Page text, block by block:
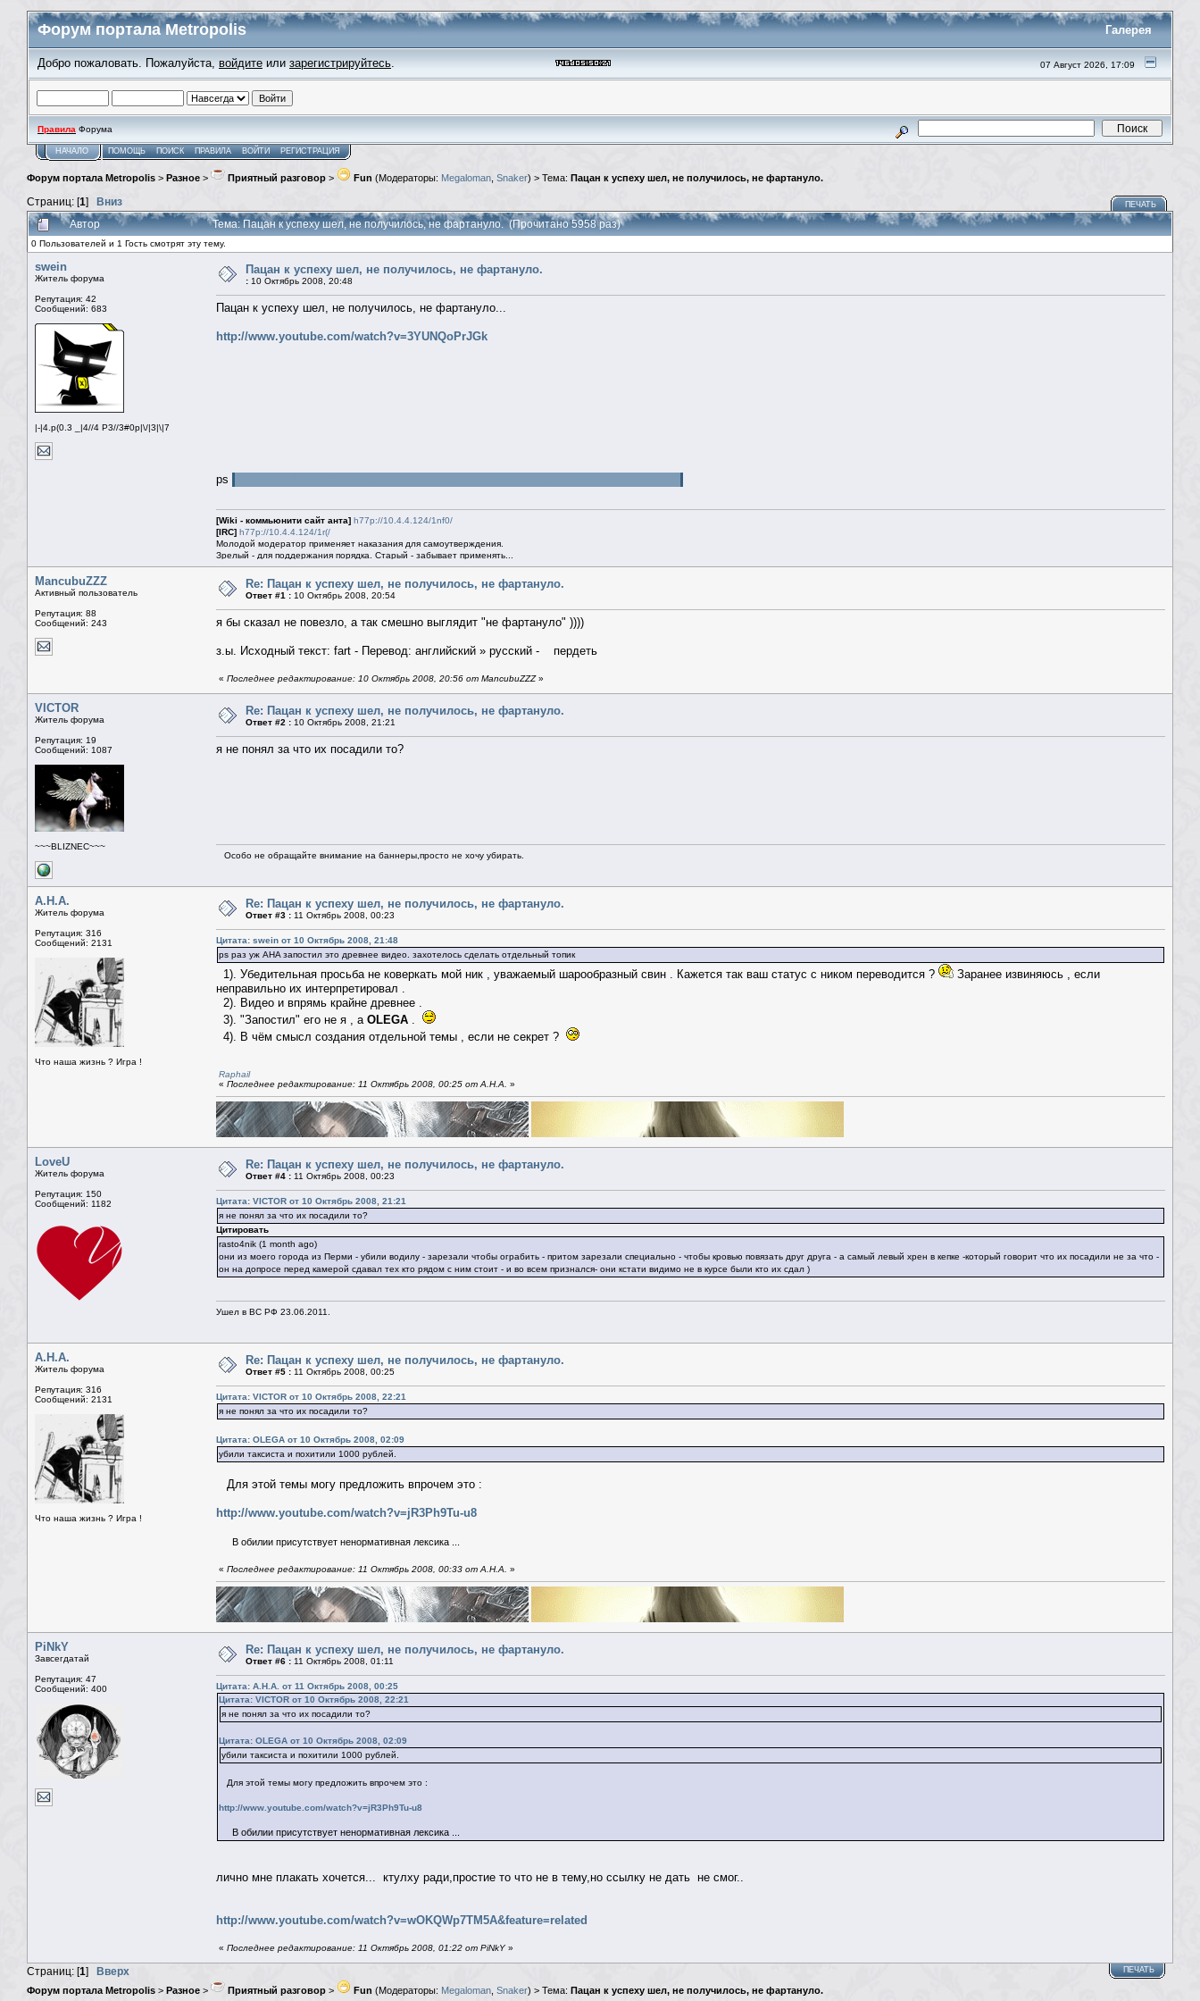
Форум портала Metropolis Галерея
Добро пожаловать. Пожалуйста, войдите или зарегистрируйтесь. 07 Август 2026, 17:09
Правила Форума
НАЧАЛО ПОМОЩЬ ПОИСК ПРАВИЛА ВОЙТИ РЕГИСТРАЦИЯ
Форум портала Metropolis > Разное > Приятный разговор > Fun (Модераторы: Megaloman Snaker) > Тема: Пацан к успеху шел, не получилось, не фартануло.
Страниц: [1] Вниз ПЕЧАТЬ
Автор Тема: Пацан к успеху шел, не получилось, не фартануло. (Прочитано 5958 раз)
0 Пользователей и 1 Гость смотрят эту тему.
swein
Житель форума
Репутация: 42
Сообщений: 683
|-|4.p(0.3 _|4//4 P3//3#0p|\/|3|\|7
Пацан к успеху шел, не получилось, не фартануло.
: 10 Октябрь 2008, 20:48
Пацан к успеху шел, не получилось, не фартануло...
http://www.youtube.com/watch?v=3YUNQoPrJGk
ps
[Wiki - коммьюнити сайт анта] h77p://10.4.4.124/1nf0/
[IRC] h77p://10.4.4.124/1r(/
Молодой модератор применяет наказания для самоутверждения.
Зрелый - для поддержания порядка. Старый - забывает применять...
MancubuZZZ
Активный пользователь
Репутация: 88
Сообщений: 243
Re: Пацан к успеху шел, не получилось, не фартануло.
Ответ #1 : 10 Октябрь 2008, 20:54
я бы сказал не повезло, а так смешно выглядит "не фартануло" ))))
з.ы. Исходный текст: fart - Перевод: английский » русский - пердеть
« Последнее редактирование: 10 Октябрь 2008, 20:56 от MancubuZZZ»
VICTOR
Житель форума
Репутация: 19
Сообщений: 1087
~~~BLIZNEC~~~
Re: Пацан к успеху шел, не получилось, не фартануло.
Ответ #2 : 10 Октябрь 2008, 21:21
я не понял за что их посадили то?
Особо не обращайте внимание на баннеры,просто не хочу убирать.
А.Н.А.
Житель форума
Репутация: 316
Сообщений: 2131
Что наша жизнь ? Игра !
Re: Пацан к успеху шел, не получилось, не фартануло.
Ответ #3 : 11 Октябрь 2008, 00:23
Цитата: swein от 10 Октябрь 2008, 21:48
ps раз уж AHA запостил это древнее видео. захотелось сделать отдельный топик
1). Убедительная просьба не коверкать мой ник , уважаемый шарообразный свин . Кажется так ваш статус с ником переводится ?
Заранее извиняюсь , если
неправильно их интерпретировал .
2). Видео и впрямь крайне древнее .
3). "Запостил" его не я , а OLEGA .
4). В чём смысл создания отдельной темы , если не секрет ?
Raphail
« Последнее редактирование: 11 Октябрь 2008, 00:25 от А.Н.А. »
LoveU
Житель форума
Репутация: 150
Сообщений: 1182
Re: Пацан к успеху шел, не получилось, не фартануло.
Ответ #4 : 11 Октябрь 2008, 00:23
Цитата: VICTOR от 10 Октябрь 2008, 21:21
я не понял за что их посадили то?
Цитировать
rasto4nik (1 month ago)
они из моего города из Перми - убили водилу - зарезали чтобы ограбить - притом зарезали специально - чтобы кровью повязать друг друга - а самый левый хрен в кепке -который говорит что их посадили не за что -
он на допросе перед камерой сдавал тех кто рядом с ним стоит - и во всем признался- они кстати видимо не в курсе были кто их сдал )
Ушел в ВС РФ 23.06.2011.
А.Н.А.
Житель форума
Репутация: 316
Сообщений: 2131
Что наша жизнь ? Игра !
Re: Пацан к успеху шел, не получилось, не фартануло.
Ответ #5 : 11 Октябрь 2008, 00:25
Цитата: VICTOR от 10 Октябрь 2008, 22:21
я не понял за что их посадили то?
Цитата: OLEGA от 10 Октябрь 2008, 02:09
убили таксиста и похитили 1000 рублей.
Для этой темы могу предложить впрочем это :
http://www.youtube.com/watch?v=jR3Ph9Tu-u8
В обилии присутствует ненормативная лексика ...
« Последнее редактирование: 11 Октябрь 2008, 00:33 от А.Н.А. »
PiNkY
Завсегдатай
Репутация: 47
Сообщений: 400
Re: Пацан к успеху шел, не получилось, не фартануло.
Ответ #6 : 11 Октябрь 2008, 01:11
Цитата: А.Н.А. от 11 Октябрь 2008, 00:25
Цитата: VICTOR от 10 Октябрь 2008, 22:21
я не понял за что их посадили то?
Цитата: OLEGA от 10 Октябрь 2008, 02:09
убили таксиста и похитили 1000 рублей.
Для этой темы могу предложить впрочем это :
http://www.youtube.com/watch?v=jR3Ph9Tu-u8
В обилии присутствует ненормативная лексика ...
лично мне плакать хочется... ктулху ради,простие то что не в тему,но ссылку не дать не смог..
http://www.youtube.com/watch?v=wOKQWp7TM5A&feature=related
« Последнее редактирование: 11 Октябрь 2008, 01:22 от PiNkY »
Страниц: [1] Вверх ПЕЧАТЬ
Форум портала Metropolis > Разное > Приятный разговор > Fun (Модераторы: Megaloman Snaker) > Тема: Пацан к успеху шел, не получилось, не фартануло.